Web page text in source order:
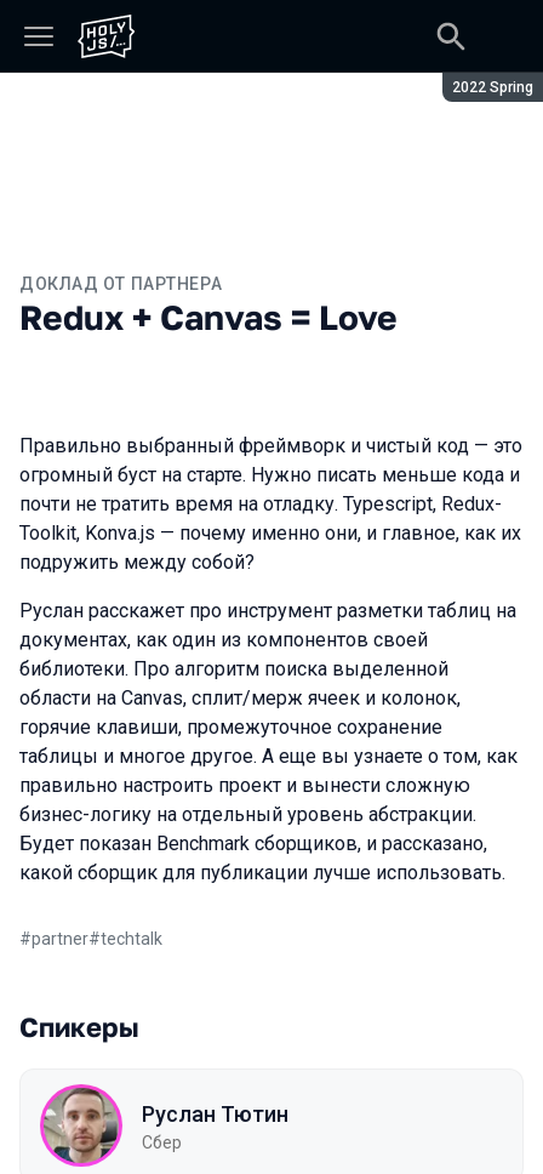
Сезон:
2022 Spring
ДОКЛАД ОТ ПАРТНЕРА
Redux + Canvas = Love
Правильно выбранный фреймворк и чистый код — это
огромный буст на старте. Нужно писать меньше кода и
почти не тратить время на отладку. Typescript, Redux-
Toolkit, Konva.js — почему именно они, и главное, как их
подружить между собой?
Руслан расскажет про инструмент разметки таблиц на
документах, как один из компонентов своей
библиотеки. Про алгоритм поиска выделенной
области на Canvas, сплит/мерж ячеек и колонок,
горячие клавиши, промежуточное сохранение
таблицы и многое другое. А еще вы узнаете о том, как
правильно настроить проект и вынести сложную
бизнес-логику на отдельный уровень абстракции.
Будет показан Benchmark сборщиков, и рассказано,
какой сборщик для публикации лучше использовать.
#partner#techtalk
Спикеры
Руслан Тютин
Сбер